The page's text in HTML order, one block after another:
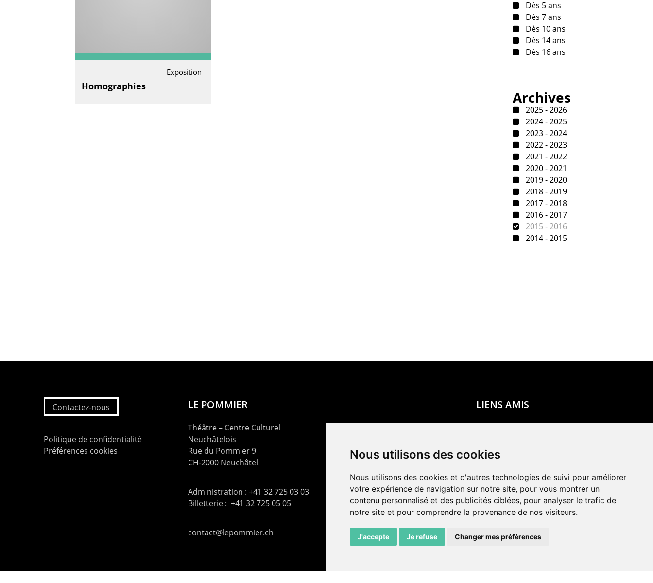
Nous utilisons des cookies
Nous utilisons des cookies et d'autres technologies de suivi pour améliorer
votre expérience de navigation sur notre site, pour vous montrer un
contenu personnalisé et des publicités ciblées, pour analyser le trafic de
notre site et pour comprendre la provenance de nos visiteurs.
J'accepte Je refuse Changer mes préférences
Exposition
Homographies
Dès 5 ans
Dès 7 ans
Dès 10 ans
Dès 14 ans
Dès 16 ans
Archives
2025 - 2026
2024 - 2025
2023 - 2024
2022 - 2023
2021 - 2022
2020 - 2021
2019 - 2020
2018 - 2019
2017 - 2018
2016 - 2017
2015 - 2016
2014 - 2015
Contactez-nous
Politique de confidentialité
Préférences cookies
LE POMMIER
Théâtre – Centre Culturel
Neuchâtelois
Rue du Pommier 9
CH-2000 Neuchâtel
Administration : +41 32 725 03 03
Billetterie : +41 32 725 05 05
contact@lepommier.ch
LIENS AMIS